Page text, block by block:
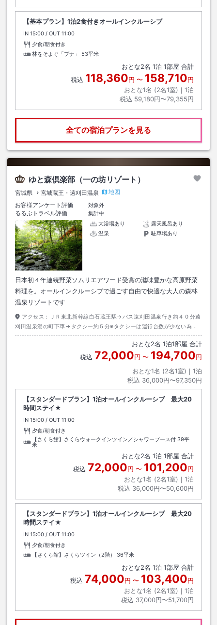
【基本プラン】1泊2食付きオールインクルーシブ
IN チェックイン
15:00 / OUT チェックアウト
11:00
夕食/朝食付き
林をそよぐ「ブナ」
53平米
おとな2名 1泊 1部屋 合計
税込 118,360円 〜 158,710円
おとな1名 (2名1室)｜ 1泊
税込 59,180円〜79,355円
全ての宿泊プランを見る
ゆと森倶楽部（一の坊リゾート）
宮城県 宮城蔵王・遠刈田温泉
地図
お客様アンケート評価
対象外
るるぶトラベル評価
集計中
大浴場あり
露天風呂あり
温泉
駐車場あり
日本初４年連続野菜ソムリエアワード受賞の滋味豊かな高原野菜
料理を。オールインクルーシブで過ごす自由で快適な大人の森林
温泉リゾートです
アクセス：
ＪＲ東北新幹線白石蔵王駅→バス遠刈田温泉行き約４０分遠
刈田温泉湯の町下車→タクシー約５分※タクシーは運行台数が少ない為、
必ず事前にご予約下さい。
おとな2名 1泊1部屋 合計
税込 72,000円 〜 194,700円
おとな1名 (2名1室)｜ 1泊
税込 36,000円〜97,350円
【スタンダードプラン】1泊オールインクルーシブ 最大20
時間ステイ★
IN チェックイン
15:00 / OUT チェックアウト
11:00
夕食/朝食付き
【さくら館】さくらウォークインツイン／シャワーブース付 39平
米
おとな2名 1泊 1部屋 合計
税込 72,000円 〜 101,200円
おとな1名 (2名1室)｜ 1泊
税込 36,000円〜50,600円
【スタンダードプラン】1泊オールインクルーシブ 最大20
時間ステイ★
IN チェックイン
15:00 / OUT チェックアウト
11:00
夕食/朝食付き
【さくら館】さくらツイン（2階）
36平米
おとな2名 1泊 1部屋 合計
税込 74,000円 〜 103,400円
おとな1名 (2名1室)｜ 1泊
税込 37,000円〜51,700円